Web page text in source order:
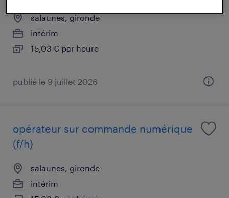
salaunes, gironde
intérim
15,03 € par heure
publié le 9 juillet 2026
opérateur sur commande numérique
(f/h)
salaunes, gironde
intérim